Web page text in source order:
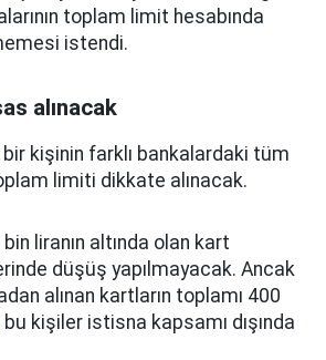
toplam limit hesabında
istendi.
alınacak
kişinin farklı bankalardaki tüm
limiti dikkate alınacak.
liranın altında olan kart
düşüş yapılmayacak. Ancak
alınan kartların toplamı 400
bu kişiler istisna kapsamı dışında